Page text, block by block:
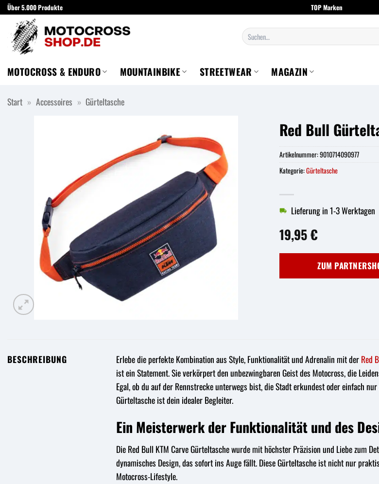
Zum
Inhalt
springen
Über 5.000 Produkte TOP Marken
Suchen
nach:
MOTOCROSS & ENDURO MOUNTAINBIKE STREETWEAR MAGAZIN
Start » Accessoires » Gürteltasche
Red Bull
19,95€
Lieferung in 1-3 Werktagen
ZUM
Artikelnummer:9010714090977
Kategorie:Gürteltasche
BESCHREIBUNG Erlebe die perfekte Kombination aus Style, Funktionalität und Adrenalin mit derRed
ist ein Statement. Sie verkörpert den unbezwingbaren Geist des Motocross, die
Egal, ob du auf der Rennstrecke unterwegs bist, die Stadt erkundest oder einfach
Gürteltasche ist dein idealer Begleiter.
Ein Meisterwerk der Funktionalität und des
Die Red Bull KTM Carve Gürteltasche wurde mit höchster Präzision und Liebe zum
dynamisches Design, das sofort ins Auge fällt. Diese Gürteltasche ist nicht nur
Motocross-Lifestyle.